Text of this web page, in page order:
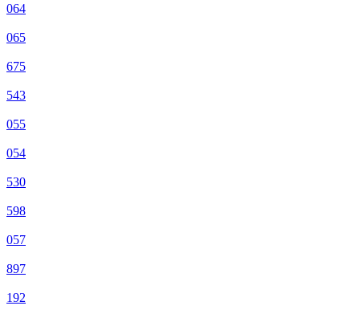
064
065
675
543
055
054
530
598
057
897
192